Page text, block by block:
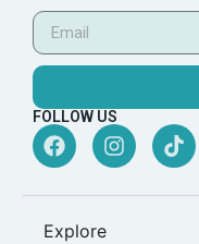
FOLLOW US
Explore